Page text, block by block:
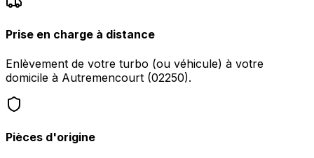
Prise en charge à distance
Enlèvement de votre turbo (ou véhicule) à votre
domicile à Autremencourt (02250).
Pièces d'origine